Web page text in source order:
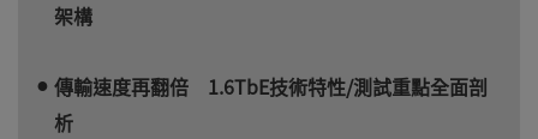
架構
傳輸速度再翻倍 1.6TbE技術特性/測試重點全面剖
析